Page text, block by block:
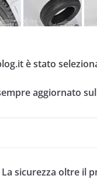
è stato
aggiornato
sicurezza oltre il